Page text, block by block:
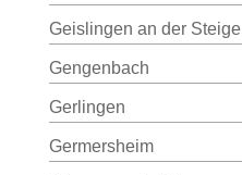
Geislingen an der Steige
Gengenbach
Gerlingen
Germersheim